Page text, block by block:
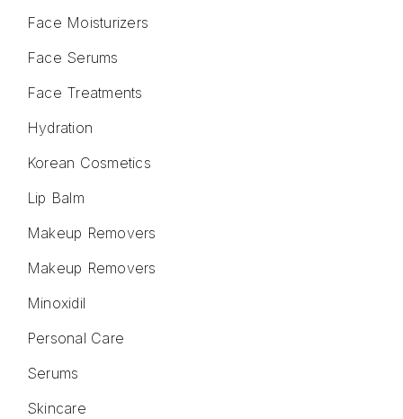
Face Moisturizers
Face Serums
Face Treatments
Hydration
Korean Cosmetics
Lip Balm
Makeup Removers
Makeup Removers
Minoxidil
Personal Care
Serums
Skincare